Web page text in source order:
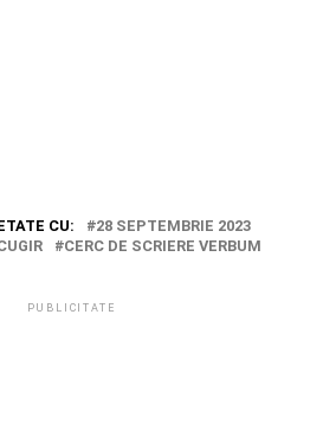
CU:
28 SEPTEMBRIE 2023
CERC DE SCRIERE VERBUM
PUBLICITATE